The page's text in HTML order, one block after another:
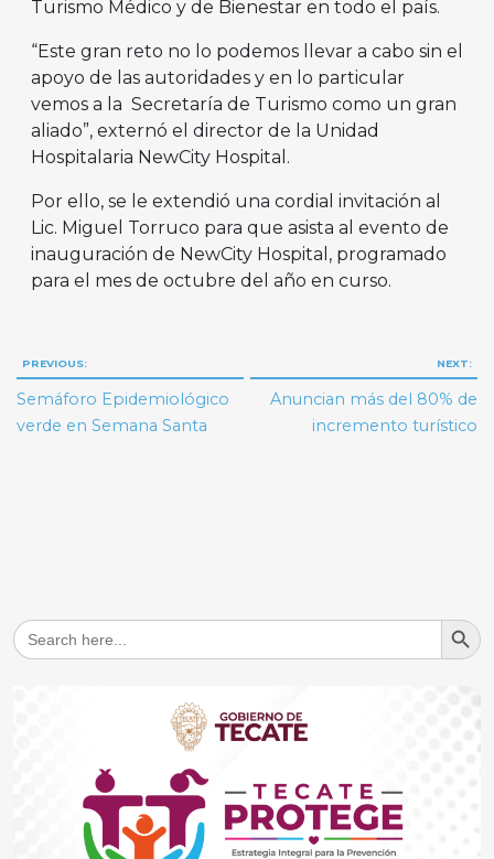
Turismo Médico y de Bienestar en todo el país.
“Este gran reto no lo podemos llevar a cabo sin el
apoyo de las autoridades y en lo particular
vemos a la Secretaría de Turismo como un gran
aliado”, externó el director de la Unidad
Hospitalaria NewCity Hospital.
Por ello, se le extendió una cordial invitación al
Lic. Miguel Torruco para que asista al evento de
inauguración de NewCity Hospital, programado
para el mes de octubre del año en curso.
Navegación
de
entradas
PREVIOUS:
Semáforo Epidemiológico
verde en Semana Santa
NEXT:
Anuncian más del 80% de
incremento turístico
Search
for:
Search